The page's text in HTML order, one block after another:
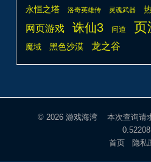
永恒之塔
洛奇英雄传 灵魂武器
网页游戏 诛仙3 问道 页
魔域 黑色沙漠 龙之谷
© 2026 游戏海湾本次查询请求
0.52208
首页
隐私